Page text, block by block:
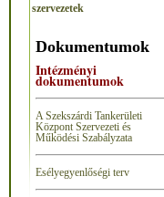
szervezetek
Dokumentumok
Intézményi
dokumentumok
A Szekszárdi Tankerületi
Központ Szervezeti és
Működési Szabályzata
Esélyegyenlőségi terv